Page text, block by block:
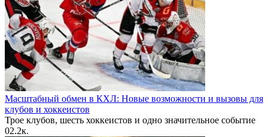
Масштабный обмен в КХЛ: Новые возможности и вызовы для
клубов и хоккеистов
Трое клубов, шесть хоккеистов и одно значительное событие
02.2к.